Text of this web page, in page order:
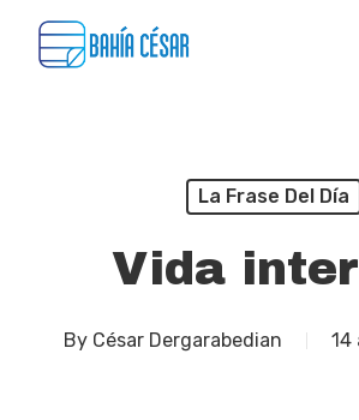
La Frase Del Día
Vida
By César Dergarabedian 14